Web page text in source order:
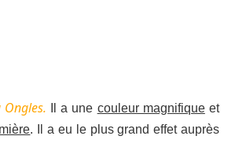
Ongles. Il a une couleur magnifiqueet
. Il a eu le plus grand effet auprès